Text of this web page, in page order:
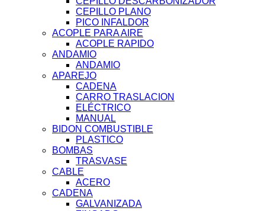
CEPILLO PLANO
PICO INFALDOR
ACOPLE PARA AIRE
ACOPLE RAPIDO
ANDAMIO
ANDAMIO
APAREJO
CADENA
CARRO TRASLACION
ELÉCTRICO
MANUAL
BIDON COMBUSTIBLE
PLASTICO
BOMBAS
TRASVASE
CABLE
ACERO
CADENA
GALVANIZADA